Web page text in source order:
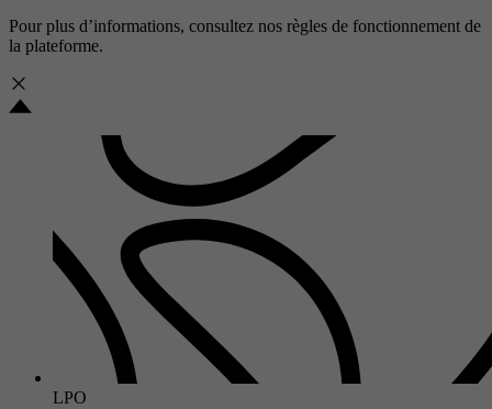
Pour plus d’informations, consultez nos règles de fonctionnement de
la plateforme.
LPO